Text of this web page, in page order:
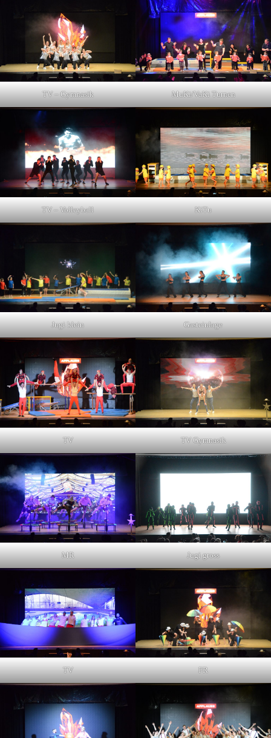
TV – Gymnasik MuKi/VaKi Turnen
TV – Volleyball KiTu
Jugi klein Gasteinlage
TV TV Gymnasik
MR Jugi gross
TV FR